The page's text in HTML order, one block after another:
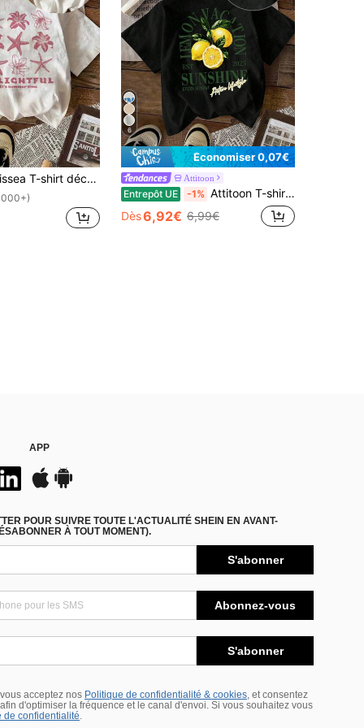
décontracté à col rond à manches courtes pour femmes avec imprimé lettres et étoile de mer
6
Économiser 0,07€
Attitoon
Entrepôt UE -1% Attitoon T-shirt décontracté ample à col rond et manches courtes pour femmes, imprimé citron, convient pour l'été
Dès6,92€ 6,99€
APP
POUR SUIVRE TOUTE L'ACTUALITÉ SHEIN EN AVANT-
À TOUT MOMENT).
S'abonner
Abonnez-vous
S'abonner
acceptez nos Politique de confidentialité & cookies, et consentez
d'optimiser la fréquence et le canal d'envoi. Si vous souhaitez vous
de confidentialité.